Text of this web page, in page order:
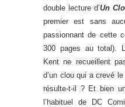
double lecture d’Un
premier est sans
passionnant de cette
300 pages au total).
Kent ne recueillent
d’un clou qui a crevé
résulte-t-il ? Et bien
l’habituel de DC